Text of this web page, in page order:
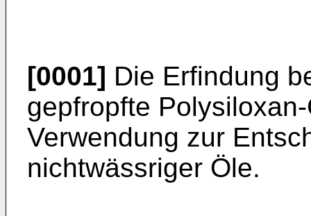
[0001] Die Erfindung
gepfropfte
Verwendung zur
nichtwässriger Öle.